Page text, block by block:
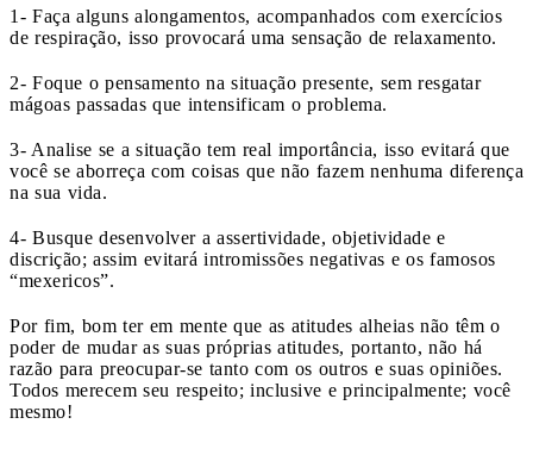
1- Faça alguns alongamentos, acompanhados com exercícios
de respiração, isso provocará uma sensação de relaxamento.
2- Foque o pensamento na situação presente, sem resgatar
mágoas passadas que intensificam o problema.
3- Analise se a situação tem real importância, isso evitará que
você se aborreça com coisas que não fazem nenhuma diferença
na sua vida.
4- Busque desenvolver a assertividade, objetividade e
discrição; assim evitará intromissões negativas e os famosos
“mexericos”.
Por fim, bom ter em mente que as atitudes alheias não têm o
poder de mudar as suas próprias atitudes, portanto, não há
razão para preocupar-se tanto com os outros e suas opiniões.
Todos merecem seu respeito; inclusive e principalmente; você
mesmo!